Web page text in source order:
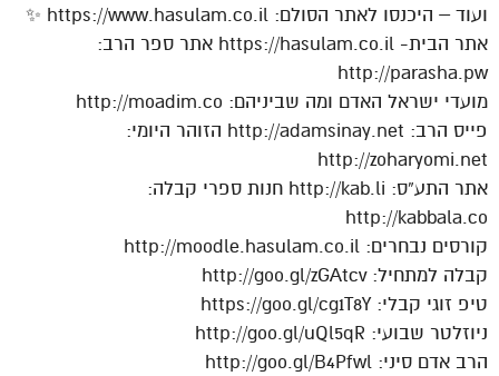
ועוד – היכנסו לאתר הסולם: https://www.hasulam.co.il ✨
אתר הבית- https://hasulam.co.il אתר ספר הרב:
http://parasha.pw
מועדי ישראל האדם ומה שביניהם: http://moadim.co
פייס הרב: http://adamsinay.net הזוהר היומי:
http://zoharyomi.net
אתר התע”ס: http://kab.li חנות ספרי קבלה:
http://kabbala.co
קורסים נבחרים: http://moodle.hasulam.co.il
קבלה למתחיל: http://goo.gl/zGAtcv
טיפ זוגי קבלי: https://goo.gl/cg1T8Y
ניוזלטר שבועי: http://goo.gl/uQl5qR
הרב אדם סיני: http://goo.gl/B4Pfwl